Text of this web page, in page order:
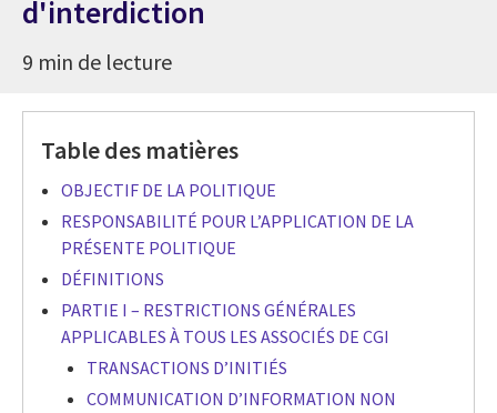
d'interdiction
9 min de lecture
Table des matières
OBJECTIF DE LA POLITIQUE
RESPONSABILITÉ POUR L’APPLICATION DE LA
PRÉSENTE POLITIQUE
DÉFINITIONS
PARTIE I – RESTRICTIONS GÉNÉRALES
APPLICABLES À TOUS LES ASSOCIÉS DE CGI
TRANSACTIONS D’INITIÉS
COMMUNICATION D’INFORMATION NON